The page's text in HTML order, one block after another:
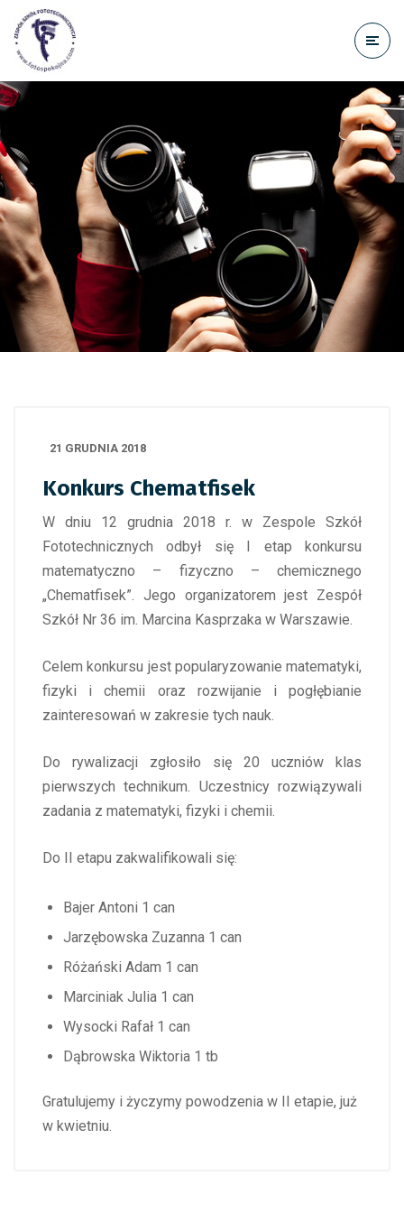
treści
21 GRUDNIA 2018
Konkurs Chematfisek
W dniu 12 grudnia 2018 r. w Zespole Szkół
Fototechnicznych odbył się I etap konkursu
matematyczno – fizyczno – chemicznego
„Chematfisek”. Jego organizatorem jest Zespół
Szkół Nr 36 im. Marcina Kasprzaka w Warszawie.
Celem konkursu jest popularyzowanie matematyki,
fizyki i chemii oraz rozwijanie i pogłębianie
zainteresowań w zakresie tych nauk.
Do rywalizacji zgłosiło się 20 uczniów klas
pierwszych technikum. Uczestnicy rozwiązywali
zadania z matematyki, fizyki i chemii.
Do II etapu zakwalifikowali się:
Bajer Antoni 1 can
Jarzębowska Zuzanna 1 can
Różański Adam 1 can
Marciniak Julia 1 can
Wysocki Rafał 1 can
Dąbrowska Wiktoria 1 tb
Gratulujemy i życzymy powodzenia w II etapie, już
w kwietniu.